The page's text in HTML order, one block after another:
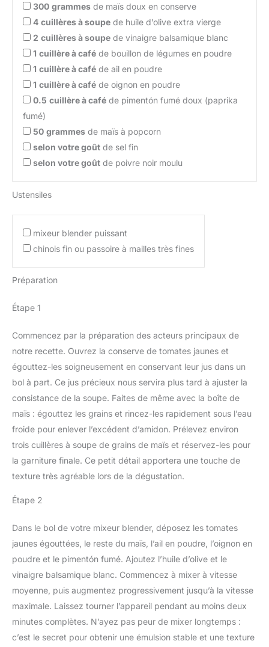
300 grammes de maïs doux en conserve
4 cuillères à soupe de huile d’olive extra vierge
2 cuillères à soupe de vinaigre balsamique blanc
1 cuillère à café de bouillon de légumes en poudre
1 cuillère à café de ail en poudre
1 cuillère à café de oignon en poudre
0.5 cuillère à café de pimentón fumé doux (paprika
fumé)
50 grammes de maïs à popcorn
selon votre goût de sel fin
selon votre goût de poivre noir moulu
Ustensiles
mixeur blender puissant
chinois fin ou passoire à mailles très fines
Préparation
Étape 1
Commencez par la préparation des acteurs principaux de
notre recette. Ouvrez la conserve de tomates jaunes et
égouttez-les soigneusement en conservant leur jus dans un
bol à part. Ce jus précieux nous servira plus tard à ajuster la
consistance de la soupe. Faites de même avec la boîte de
maïs : égouttez les grains et rincez-les rapidement sous l’eau
froide pour enlever l’excédent d’amidon. Prélevez environ
trois cuillères à soupe de grains de maïs et réservez-les pour
la garniture finale. Ce petit détail apportera une touche de
texture très agréable lors de la dégustation.
Étape 2
Dans le bol de votre mixeur blender, déposez les tomates
jaunes égouttées, le reste du maïs, l’ail en poudre, l’oignon en
poudre et le pimentón fumé. Ajoutez l’huile d’olive et le
vinaigre balsamique blanc. Commencez à mixer à vitesse
moyenne, puis augmentez progressivement jusqu’à la vitesse
maximale. Laissez tourner l’appareil pendant au moins deux
minutes complètes. N’ayez pas peur de mixer longtemps :
c’est le secret pour obtenir une émulsion stable et une texture